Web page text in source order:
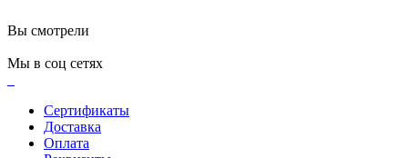
Вы смотрели
Мы в соц сетях
Сертификаты
Доставка
Оплата